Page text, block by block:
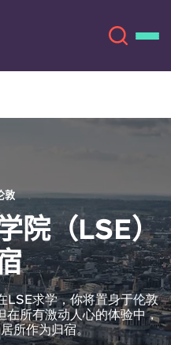
语言
Español
Deutsch
French
敦
院（LSE）
LSE求学，你将置身于伦敦
在所有激动人心的体验中，
所作为归宿。